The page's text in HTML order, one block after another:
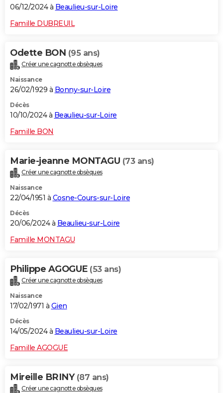
06/12/2024 à Beaulieu-sur-Loire
Famille DUBREUIL
Odette BON (95 ans)
Créer une cagnotte obsèques
Naissance
26/02/1929 à Bonny-sur-Loire
Décès
10/10/2024 à Beaulieu-sur-Loire
Famille BON
Marie-jeanne MONTAGU (73 ans)
Créer une cagnotte obsèques
Naissance
22/04/1951 à Cosne-Cours-sur-Loire
Décès
20/06/2024 à Beaulieu-sur-Loire
Famille MONTAGU
Philippe AGOGUE (53 ans)
Créer une cagnotte obsèques
Naissance
17/02/1971 à Gien
Décès
14/05/2024 à Beaulieu-sur-Loire
Famille AGOGUE
Mireille BRINY (87 ans)
Créer une cagnotte obsèques